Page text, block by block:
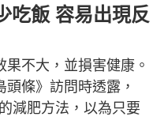
吃飯 容易出現反
不大，並損害健康。
條》訪問時透露，
減肥方法，以為只要